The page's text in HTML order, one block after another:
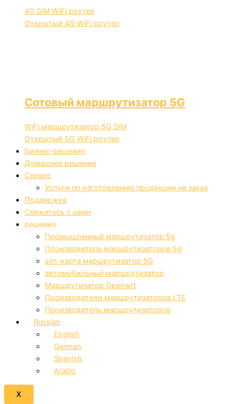
4G SIM WiFi роутер
Открытый 4G WiFi роутер
Сотовый маршрутизатор 5G
WiFi маршрутизатор 5G SIM
Открытый 5G WiFi роутер
Бизнес-решение
Домашнее решение
Сервис
Услуги по изготовлению продукции на заказ
Поддержка
Свяжитесь с нами
решение
Промышленный маршрутизатор 5g
Производитель маршрутизаторов 5g
sim-карта маршрутизатор 5G
автомобильный маршрутизатор
Маршрутизатор Openwrt
Производители маршрутизаторов LTE
Производитель маршрутизаторов
Russian
English
German
Spanish
Arabic
X